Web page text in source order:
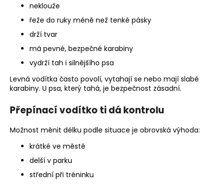
neklouže
řeže do ruky méně než tenké pásky
drží tvar
má pevné, bezpečné karabiny
vydrží tah i silnějšího psa
Levná vodítka často povolí, vytahají se nebo mají slabé
karabiny. U psa, který tahá, je bezpečnost zásadní.
Přepínací vodítko ti dá kontrolu
Možnost měnit délku podle situace je obrovská výhoda:
krátké ve městě
delší v parku
střední při tréninku